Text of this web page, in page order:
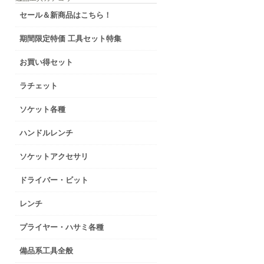
セール＆新商品はこちら！
期間限定特価 工具セット特集
お買い得セット
ラチェット
ソケット各種
ハンドルレンチ
ソケットアクセサリ
ドライバー・ビット
レンチ
プライヤー・ハサミ各種
備品系工具全般